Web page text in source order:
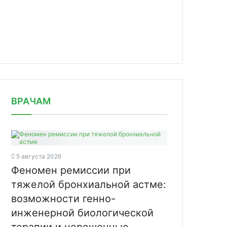
ВРАЧАМ
5 августа 2026
Феномен ремиссии при
тяжелой бронхиальной астме:
возможности генно-
инженерной биологической